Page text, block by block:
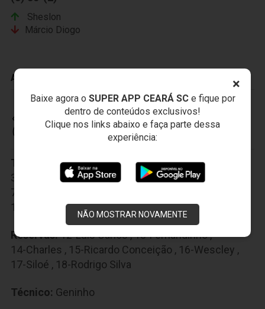
×
Baixe agora o SUPER APP CEARÁ SCe fique por
dentro de conteúdos exclusivos!
Clique nos links abaixo e faça parte dessa
experiência:
NÃO MOSTRAR NOVAMENTE
Sheslon
Márcio Diogo
ADVERTÊNCIAS
CEARÁ SPORTING CLUB
Titulares: 1-Tiago Campagnaro,2-Roniery
3-Sandro
4-Gilvan,5-Baraka,6-Victor Luís
7-Uillian Correia
10-Bernardo,11-Fabinho
Reservas:12-Luís Carlos,13-Fernandinho,
14-Charles , 15-Ricardo Conceição , 16-Wescley ,
17-Siloé , 18-Rodrigo Silva
Técnico: Geninho